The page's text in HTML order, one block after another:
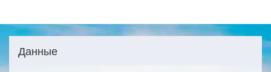
Данные